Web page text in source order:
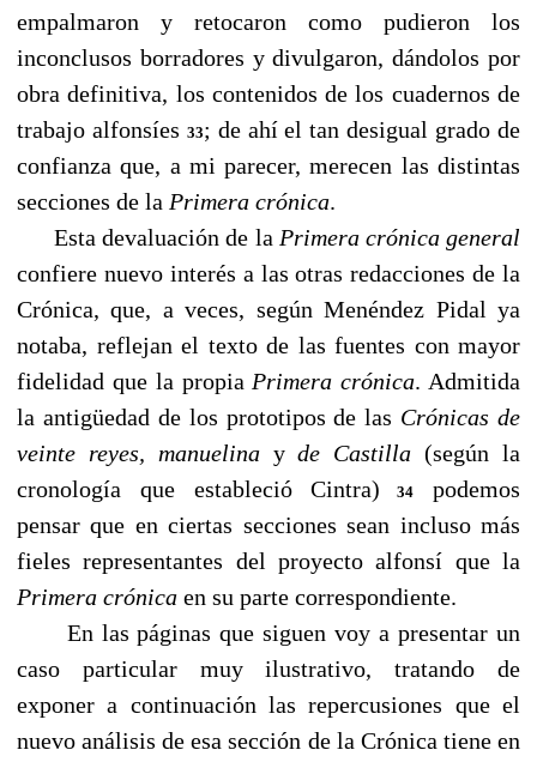
empalmaron y retocaron como pudieron los
inconclusos borradores y divulgaron, dándolos por
obra definitiva, los contenidos de los cuadernos de
trabajo alfonsíes 33; de ahí el tan desigual grado de
confianza que, a mi parecer, merecen las distintas
secciones de la Primera crónica.
Esta devaluación de la Primera crónica general
confiere nuevo interés a las otras redacciones de la
Crónica, que, a veces, según Menéndez Pidal ya
notaba, reflejan el texto de las fuentes con mayor
fidelidad que la propia Primera crónica. Admitida
la antigüedad de los prototipos de las Crónicas de
veinte reyes, manuelina yde Castilla(según la
cronología que estableció Cintra)
34
podemos
pensar que en ciertas secciones sean incluso más
fieles representantes del proyecto alfonsí que la
Primera crónica en su parte correspondiente.
En las páginas que siguen voy a presentar un
caso particular muy ilustrativo, tratando de
exponer a continuación las repercusiones que el
nuevo análisis de esa sección de la Crónica tiene en